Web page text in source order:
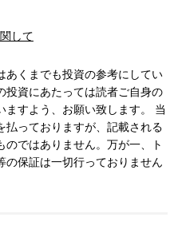
して
あくまでも投資の参考にしてい
投資にあたっては読者ご自身の
ますよう、お願い致します。 当
払っておりますが、記載される
ではありません。万が一、ト
の保証は一切行っておりません